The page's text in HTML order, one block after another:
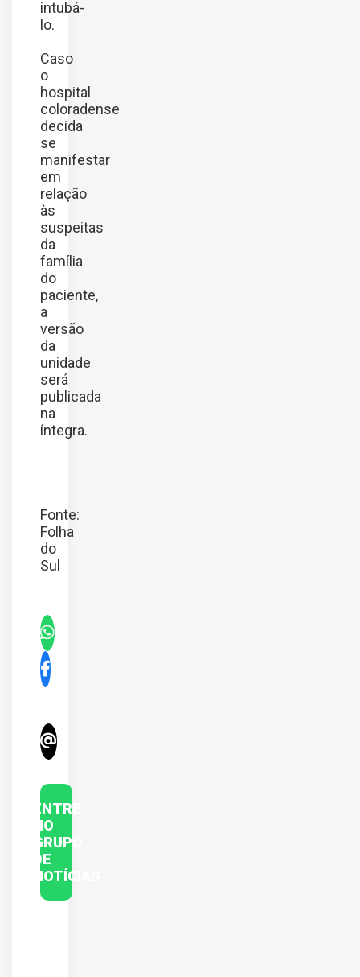
intubá-
lo.
Caso
o
hospital
coloradense
decida
se
manifestar
em
relação
às
suspeitas
da
família
do
paciente,
a
versão
da
unidade
será
publicada
na
íntegra.
Fonte:
Folha
do
Sul
ENTRE
NO
GRUPO
DE
NOTÍCIAS